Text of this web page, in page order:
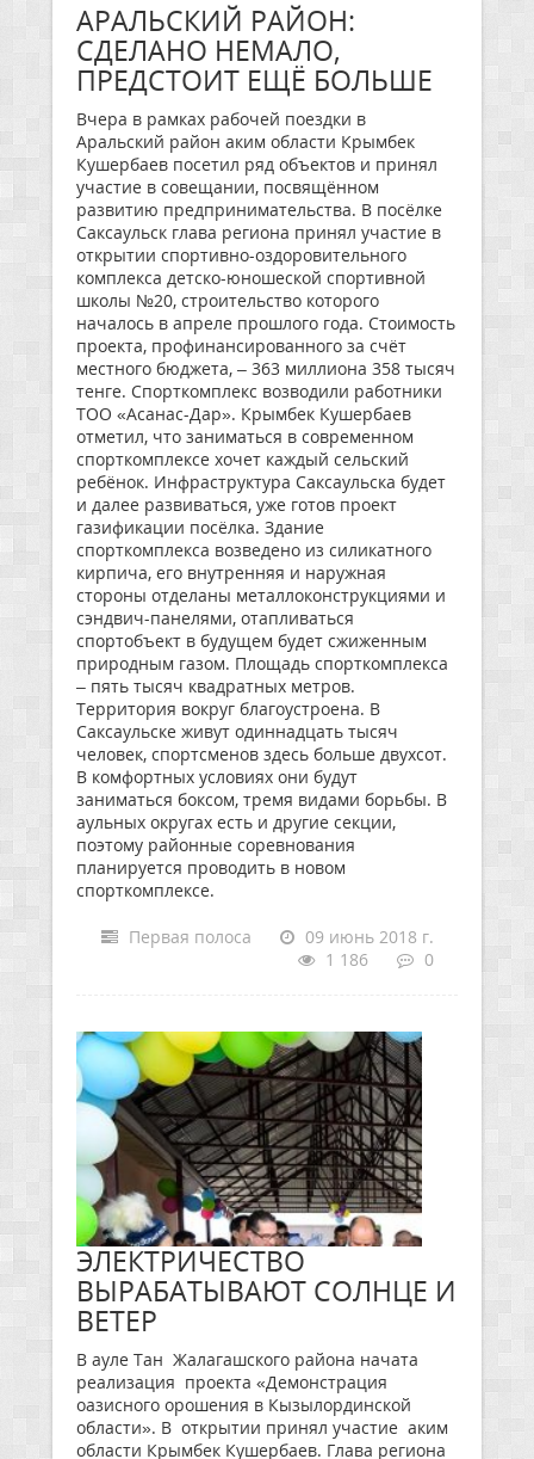
АРАЛЬСКИЙ РАЙОН:
СДЕЛАНО НЕМАЛО,
ПРЕДСТОИТ ЕЩЁ БОЛЬШЕ
Вчера в рамках рабочей поездки в
Аральский район аким области Крымбек
Кушербаев посетил ряд объектов и принял
участие в совещании, посвящённом
развитию предпринимательства. В посёлке
Саксаульск глава региона принял участие в
открытии спортивно-оздоровительного
комплекса детско-юношеской спортивной
школы №20, строительство которого
началось в апреле прошлого года. Стоимость
проекта, профинансированного за счёт
местного бюджета, – 363 миллиона 358 тысяч
тенге. Спорткомплекс возводили работники
ТОО «Асанас-Дар». Крымбек Кушербаев
отметил, что заниматься в современном
спорткомплексе хочет каждый сельский
ребёнок. Инфраструктура Саксаульска будет
и далее развиваться, уже готов проект
газификации посёлка. Здание
спорткомплекса возведено из силикатного
кирпича, его внутренняя и наружная
стороны отделаны металлоконструкциями и
сэндвич-панелями, отапливаться
спортобъект в будущем будет сжиженным
природным газом. Площадь спорткомплекса
– пять тысяч квадратных метров.
Территория вокруг благоустроена. В
Саксаульске живут одиннадцать тысяч
человек, спортсменов здесь больше двухсот.
В комфортных условиях они будут
заниматься боксом, тремя видами борьбы. В
аульных округах есть и другие секции,
поэтому районные соревнования
планируется проводить в новом
спорткомплексе.
Первая полоса
09 июнь 2018 г.
1 186
0
ЭЛЕКТРИЧЕСТВО
ВЫРАБАТЫВАЮТ СОЛНЦЕ И
ВЕТЕР
В ауле Тан Жалагашского района начата
реализация проекта «Демонстрация
оазисного орошения в Кызылординской
области». В открытии принял участие аким
области Крымбек Кушербаев. Глава региона